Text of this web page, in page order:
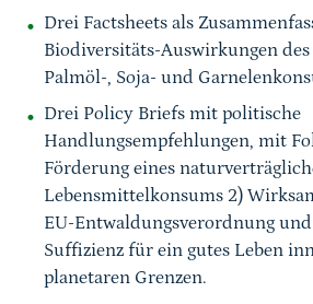
Drei Factsheets als
Biodiversitäts-Auswirkungen
Palmöl-, Soja- und
Drei Policy Briefs mit politische
Handlungsempfehlungen, mit
Förderung eines
Lebensmittelkonsums 2)
EU-Entwaldungsverordnung
Suffizienz für ein gutes Leben
planetaren Grenzen.